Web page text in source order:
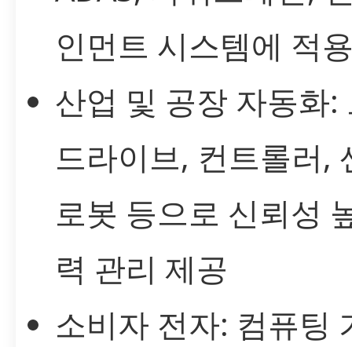
인먼트 시스템에 적
산업 및 공장 자동화:
드라이브, 컨트롤러,
로봇 등으로 신뢰성
력 관리 제공
소비자 전자: 컴퓨팅